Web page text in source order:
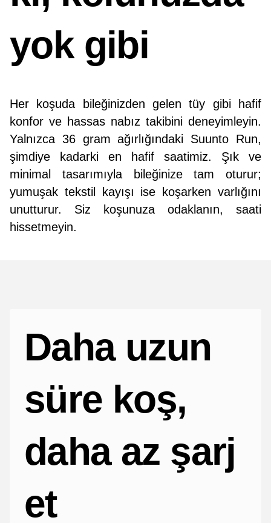
yok gibi
Her koşuda bileğinizden gelen tüy gibi hafif
konfor ve hassas nabız takibini deneyimleyin.
Yalnızca 36 gram ağırlığındaki Suunto Run,
şimdiye kadarki en hafif saatimiz. Şık ve
minimal tasarımıyla bileğinize tam oturur;
yumuşak tekstil kayışı ise koşarken varlığını
unutturur. Siz koşunuza odaklanın, saati
hissetmeyin.
Daha uzun
süre koş,
daha az şarj
et